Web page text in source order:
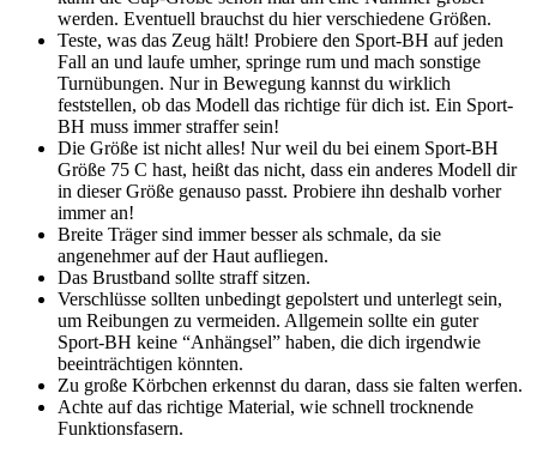
werden. Eventuell brauchst du hier verschiedene Größen.
Teste, was das Zeug hält! Probiere den Sport-BH auf jeden
Fall an und laufe umher, springe rum und mach sonstige
Turnübungen. Nur in Bewegung kannst du wirklich
feststellen, ob das Modell das richtige für dich ist. Ein Sport-
BH muss immer straffer sein!
Die Größe ist nicht alles! Nur weil du bei einem Sport-BH
Größe 75 C hast, heißt das nicht, dass ein anderes Modell dir
in dieser Größe genauso passt. Probiere ihn deshalb vorher
immer an!
Breite Träger sind immer besser als schmale, da sie
angenehmer auf der Haut aufliegen.
Das Brustband sollte straff sitzen.
Verschlüsse sollten unbedingt gepolstert und unterlegt sein,
um Reibungen zu vermeiden. Allgemein sollte ein guter
Sport-BH keine “Anhängsel” haben, die dich irgendwie
beeinträchtigen könnten.
Zu große Körbchen erkennst du daran, dass sie falten werfen.
Achte auf das richtige Material, wie schnell trocknende
Funktionsfasern.